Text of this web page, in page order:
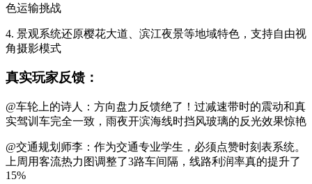
色运输挑战
4. 景观系统还原樱花大道、滨江夜景等地域特色，支持自由视
角摄影模式
真实玩家反馈：
@车轮上的诗人：方向盘力反馈绝了！过减速带时的震动和真
实驾训车完全一致，雨夜开滨海线时挡风玻璃的反光效果惊艳
@交通规划师李：作为交通专业学生，必须点赞时刻表系统。
上周用客流热力图调整了3路车间隔，线路利润率真的提升了
15%